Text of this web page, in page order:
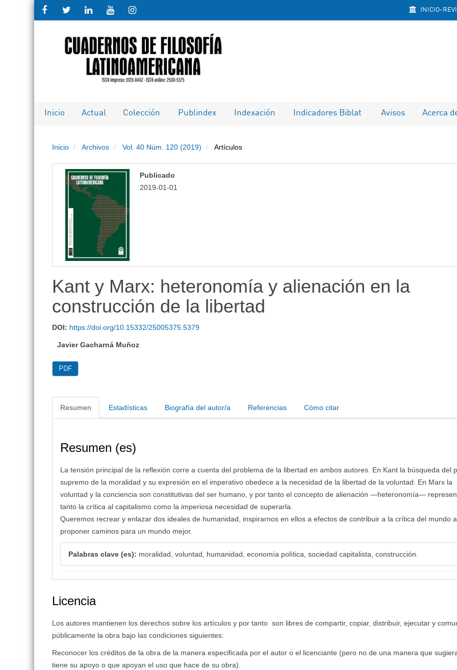
Salto
rápido
de
página
Navegación
principal
INICIO-
Inicio Actual Colección Publindex Indexación Indicadores Biblat Avisos Acerca
Inicio Archivos Vol. 40 Núm. 120 (2019) Artículos
Publicado
2019-01-01
Kant y Marx: heteronomía y alienación en la
construcción de la libertad
DOI: https://doi.org/10.15332/25005375.5379
Javier Gacharná Muñoz
PDF
Resumen Estadísticas Biografía del autor/a Referencias Cómo citar
Resumen (es)
La tensión principal de la reflexión corre a cuenta del problema de la libertad en ambos autores. En Kant la búsqueda del
supremo de la moralidad y su expresión en el imperativo obedece a la necesidad de la libertad de la voluntad. En Marx la
voluntad y la conciencia son constitutivas del ser humano, y por tanto el concepto de alienación —heteronomía—
tanto la crítica al capitalismo como la imperiosa necesidad de superarla.
Queremos recrear y enlazar dos ideales de humanidad, inspirarnos en ellos a efectos de contribuir a la crítica del mundo
proponer caminos para un mundo mejor.
Palabras clave (es): moralidad, voluntad, humanidad, economía política, sociedad capitalista, construcción.
Licencia
Los autores mantienen los derechos sobre los artículos y por tanto son libres de compartir, copiar, distribuir, ejecutar y
públicamente la obra bajo las condiciones siguientes:
Reconocer los créditos de la obra de la manera especificada por el autor o el licenciante (pero no de una manera que
tiene su apoyo o que apoyan el uso que hace de su obra).